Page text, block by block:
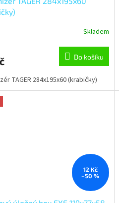
Skladem
Do košíku
TAGER 284x195x60 (krabičky)
12 Kč
–50 %